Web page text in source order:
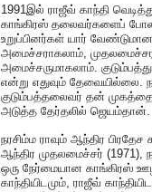
1991இல் ராஜீவ் காந்தி
காங்கிரஸ் தலைவர்களைப் போல
உறுப்பினர்கள் யார்
அமைச்சராகலாம்,
அமைச்சருமாகலாம்.
என்று எதுவும் தேவையில்லை.
குடும்பத்தலைவர் தன்
அடுத்த தேர்தலில் ஜெயம்தான்.
நரசிம்ம ராவும் ஆந்திர
ஆந்திர முதலமைச்சர் (1971),
ஒரு நேர்மையான காங்கிரஸ்
காந்தியிடமும், ராஜீவ்